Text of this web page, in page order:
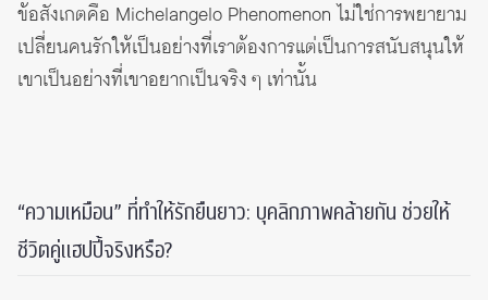
ข้อสังเกตคือ Michelangelo Phenomenon ไม่ใช่การพยายาม
เปลี่ยนคนรักให้เป็นอย่างที่เราต้องการแต่เป็นการสนับสนุนให้
เขาเป็นอย่างที่เขาอยากเป็นจริง ๆ เท่านั้น
“ความเหมือน” ที่ทำให้รักยืนยาว: บุคลิกภาพคล้ายกัน ช่วยให้
ชีวิตคู่แฮปปี้จริงหรือ?